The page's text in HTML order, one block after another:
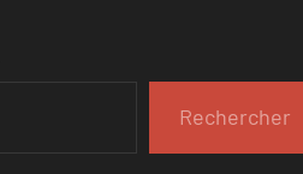
Rechercher